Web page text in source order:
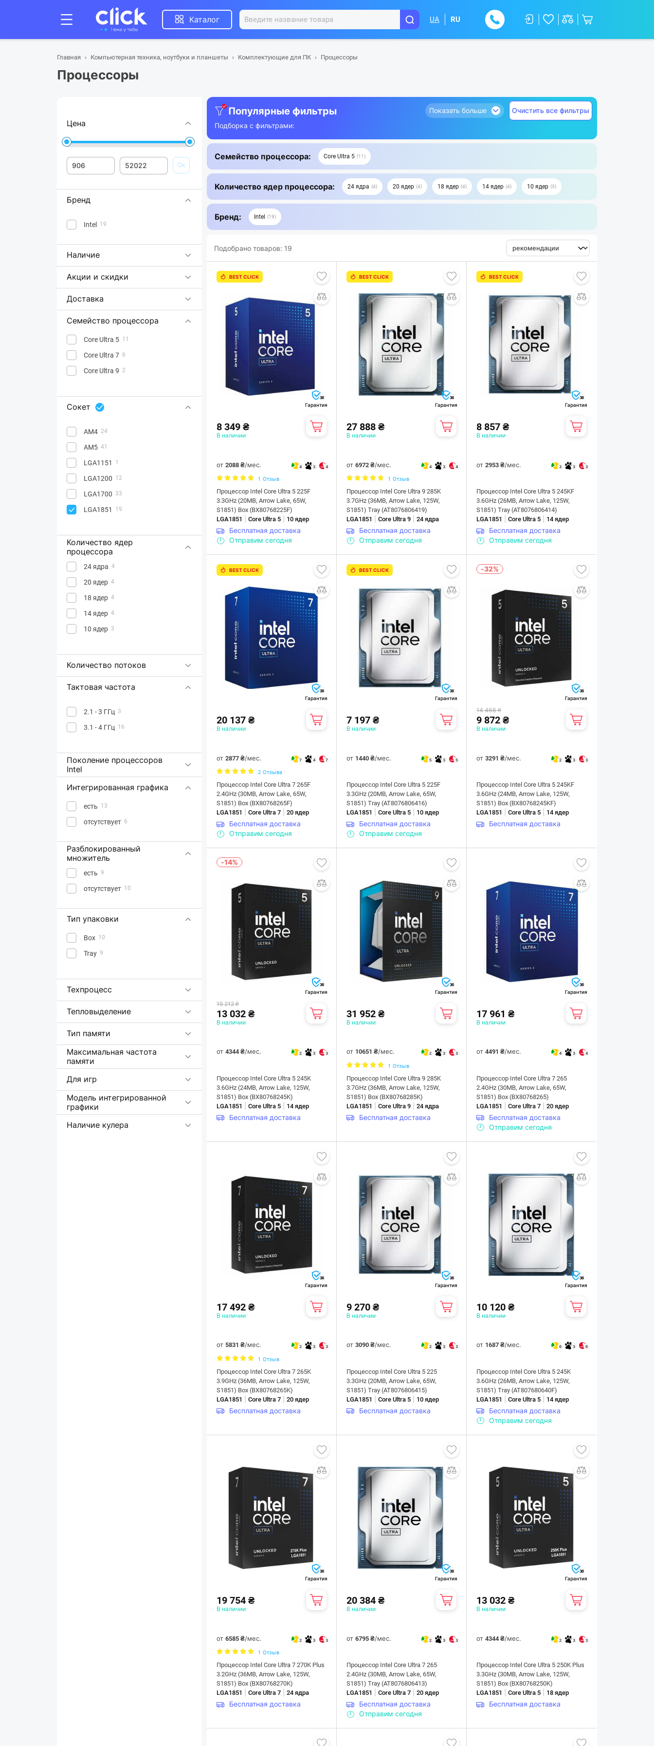
Каталог UA RU
Главная Компьютерная техника, ноутбуки и планшеты Комплектующие для ПК Процессоры
Процессоры
Цена
Ок
Бренд
Intel 19
Наличие
Акции и скидки
Доставка
Семейство процессора
Core Ultra 5 11
Core Ultra 7 6
Core Ultra 9 2
Сокет
AM4 24
AM5 41
LGA1151 1
LGA1200 12
LGA1700 33
LGA1851 19
Количество ядер
процессора
24 ядра 4
20 ядер 4
18 ядер 4
14 ядер 4
10 ядер 3
Количество потоков
Тактовая частота
2.1 - 3 ГГц 3
3.1 - 4 ГГц 16
Поколение процессоров
Intel
Интегрированная графика
есть 13
отсутствует 6
Разблокированный
множитель
есть 9
отсутствует 10
Тип упаковки
Box 10
Tray 9
Техпроцесс
Тепловыделение
Тип памяти
Максимальная частота
памяти
Для игр
Модель интегрированной
графики
Наличие кулера
Популярные фильтры
Подборка с фильтрами:
Показать больше Очистить все фильтры
Семейство процессора: Core Ultra 5 11
Количество ядер процессора: 24 ядра 4 20 ядер 4 18 ядер 4 14 ядер 4 10 ядер 3
Бренд: Intel 19
Подобрано товаров: 19
BEST CLICK
36
Гарантия
8 349 ₴
В наличии
от 2088 ₴/мес. 4 3 4
1 Отзыв
Процессор Intel Core Ultra 5 225F
3.3GHz (20MB, Arrow Lake, 65W,
S1851) Box (BX80768225F)
LGA1851
Core Ultra 5 10 ядер
Бесплатная доставка
Отправим сегодня
BEST CLICK
36
Гарантия
27 888 ₴
В наличии
от6972 ₴/мес. 4 3 4
1 Отзыв
Процессор Intel Core Ultra 9 285K
3.7GHz (36MB, Arrow Lake, 125W,
S1851) Tray (AT8076806419)
LGA1851
|Core Ultra 9 |24 ядра
Бесплатная доставка
Отправим сегодня
BEST CLICK
36
Гарантия
8 857 ₴
В наличии
от2953 ₴/мес. 3 3 3
Процессор Intel Core Ultra 5 245KF
3.6GHz (26MB, Arrow Lake, 125W,
S1851) Tray (AT8076806414)
LGA1851
|Core Ultra 5 14 ядер
Бесплатная доставка
Отправим сегодня
BEST CLICK
36
Гарантия
20 137 ₴
В наличии
от 2877 ₴/мес. 7 4 7
2 Отзыва
Процессор Intel Core Ultra 7 265F
2.4GHz (30MB, Arrow Lake, 65W,
S1851) Box (BX80768265F)
LGA1851
Core Ultra 7 20 ядер
Бесплатная доставка
Отправим сегодня
BEST CLICK
36
Гарантия
7 197 ₴
В наличии
от 1440 ₴/мес. 5 3 5
Процессор Intel Core Ultra 5 225F
3.3GHz (20MB, Arrow Lake, 65W,
S1851) Tray (AT8076806416)
LGA1851
|Core Ultra 5 10 ядер
Бесплатная доставка
Отправим сегодня
-32%
36
Гарантия
14 466 ₴
9 872 ₴
В наличии
от3291 ₴/мес. 2 3 3
Процессор Intel Core Ultra 5 245KF
3.6GHz (24MB, Arrow Lake, 125W,
S1851) Box (BX80768245KF)
LGA1851
|Core Ultra 5 14 ядер
Бесплатная доставка
-14%
36
Гарантия
15 212 ₴
13 032 ₴
В наличии
от 4344 ₴/мес. 2 3 3
Процессор Intel Core Ultra 5 245K
3.6GHz (24MB, Arrow Lake, 125W,
S1851) Box (BX80768245K)
LGA1851
Core Ultra 5 14 ядер
Бесплатная доставка
36
Гарантия
31 952 ₴
В наличии
от 10651 ₴/мес. 2 3 3
1 Отзыв
Процессор Intel Core Ultra 9 285K
3.7GHz (36MB, Arrow Lake, 125W,
S1851) Box (BX80768285K)
LGA1851
|Core Ultra 9 |24 ядра
Бесплатная доставка
36
Гарантия
17 961 ₴
В наличии
от4491 ₴/мес. 4 3 4
Процессор Intel Core Ultra 7 265
2.4GHz (30MB, Arrow Lake, 65W,
S1851) Box (BX80768265)
LGA1851
|Core Ultra 7 |20 ядер
Бесплатная доставка
Отправим сегодня
36
Гарантия
17 492 ₴
В наличии
от 5831 ₴/мес. 2 3 3
1 Отзыв
Процессор Intel Core Ultra 7 265K
3.9GHz (36MB, Arrow Lake, 125W,
S1851) Box (BX80768265K)
LGA1851
Core Ultra 7 20 ядер
Бесплатная доставка
36
Гарантия
9 270 ₴
В наличии
от3090 ₴/мес. 2 3 3
Процессор Intel Core Ultra 5 225
3.3GHz (20MB, Arrow Lake, 65W,
S1851) Tray (AT8076806415)
LGA1851
|Core Ultra 5 10 ядер
Бесплатная доставка
36
Гарантия
10 120 ₴
В наличии
от 1687 ₴/мес. 6 3 6
Процессор Intel Core Ultra 5 245K
3.6GHz (26MB, Arrow Lake, 125W,
S1851) Tray (AT807680640F)
LGA1851
|Core Ultra 5 14 ядер
Бесплатная доставка
Отправим сегодня
36
Гарантия
19 754 ₴
В наличии
от 6585 ₴/мес. 2 3 3
1 Отзыв
Процессор Intel Core Ultra 7 270K Plus
3.2GHz (36MB, Arrow Lake, 125W,
S1851) Box (BX80768270K)
LGA1851
Core Ultra 7 24 ядра
Бесплатная доставка
36
Гарантия
20 384 ₴
В наличии
от6795 ₴/мес. 2 3 3
Процессор Intel Core Ultra 7 265
2.4GHz (30MB, Arrow Lake, 65W,
S1851) Tray (AT8076806413)
LGA1851
|Core Ultra 7 |20 ядер
Бесплатная доставка
Отправим сегодня
36
Гарантия
13 032 ₴
В наличии
от4344 ₴/мес. 2 3 3
Процессор Intel Core Ultra 5 250K Plus
3.3GHz (30MB, Arrow Lake, 125W,
S1851) Box (BX80768250K)
LGA1851
|Core Ultra 5 18 ядер
Бесплатная доставка